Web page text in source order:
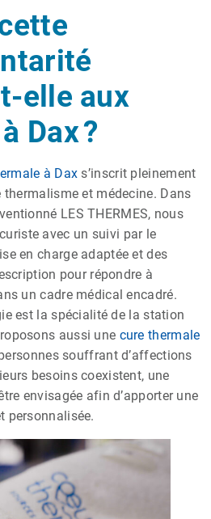
elle aux
Dax ?
à Dax s’inscrit pleinement
et médecine. Dans
LES THERMES, nous
avec un suivi par le
en charge adaptée et des
pour répondre à
un cadre médical encadré.
est la spécialité de la station
aussi une cure thermale
souffrant d’affections
besoins coexistent, une
envisagée afin d’apporter une
personnalisée.